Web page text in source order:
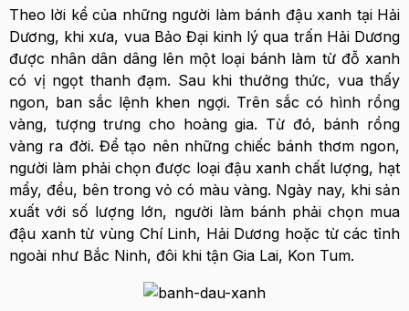
Theo lời kể của những người làm bánh đậu xanh tại Hải
Dương, khi xưa, vua Bảo Đại kinh lý qua trấn Hải Dương
được nhân dân dâng lên một loại bánh làm từ đỗ xanh
có vị ngọt thanh đạm. Sau khi thưởng thức, vua thấy
ngon, ban sắc lệnh khen ngợi. Trên sắc có hình rồng
vàng, tượng trưng cho hoàng gia. Từ đó, bánh rồng
vàng ra đời. Để tạo nên những chiếc bánh thơm ngon,
người làm phải chọn được loại đậu xanh chất lượng, hạt
mẩy, đều, bên trong vỏ có màu vàng. Ngày nay, khi sản
xuất với số lượng lớn, người làm bánh phải chọn mua
đậu xanh từ vùng Chí Linh, Hải Dương hoặc từ các tỉnh
ngoài như Bắc Ninh, đôi khi tận Gia Lai, Kon Tum.